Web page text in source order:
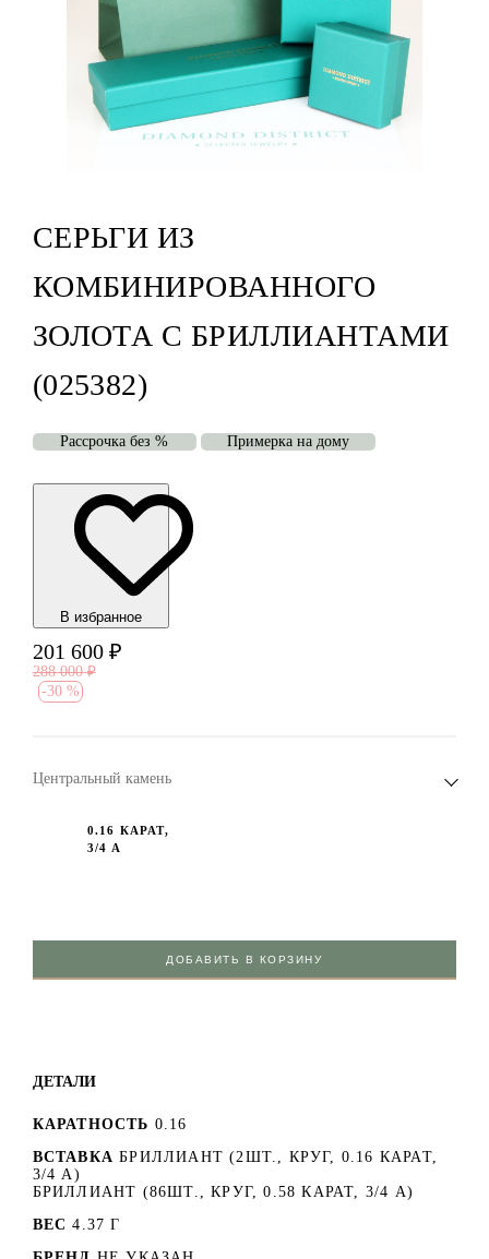
СЕРЬГИ ИЗ
КОМБИНИРОВАННОГО
ЗОЛОТА С БРИЛЛИАНТАМИ
(025382)
Рассрочка без % Примерка на дому
В избранноe
201 600 ₽
288 000 ₽
-30 %
Центральный камень
0.16 КАРАТ,
3/4 А
ДОБАВИТЬ В КОРЗИНУ
ДЕТАЛИ
КАРАТНОСТЬ 0.16
ВСТАВКА БРИЛЛИАНТ (2ШТ., КРУГ, 0.16 КАРАТ,
3/4 А)
БРИЛЛИАНТ (86ШТ., КРУГ, 0.58 КАРАТ, 3/4 А)
ВЕС 4.37 Г